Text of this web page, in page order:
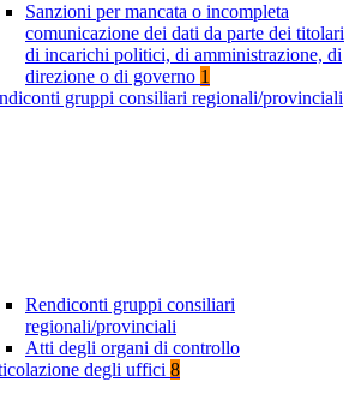
Sanzioni per mancata o incompleta
comunicazione dei dati da parte dei titolari
di incarichi politici, di amministrazione, di
direzione o di governo 1
gruppi consiliari regionali/provinciali
Rendiconti gruppi consiliari
regionali/provinciali
Atti degli organi di controllo
degli uffici 8